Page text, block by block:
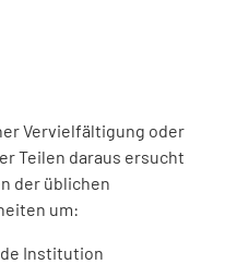
Vervielfältigung oder
Teilen daraus ersucht
der üblichen
um:
Institution